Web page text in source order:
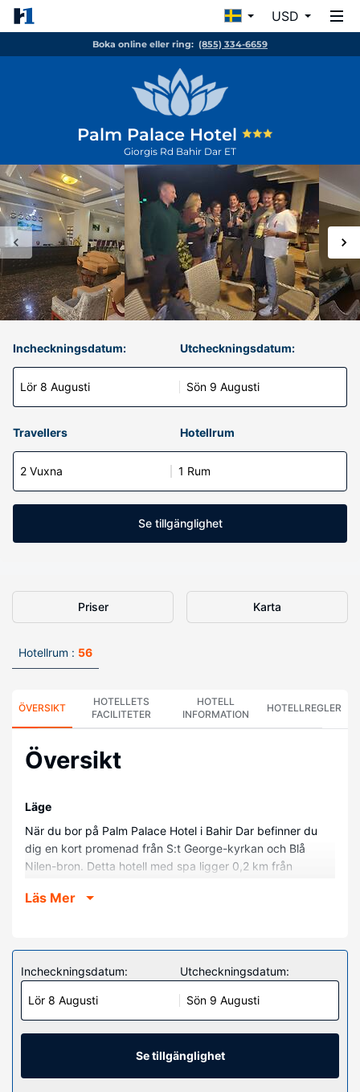
USD
Boka online eller ring: (855) 334-6659
Palm Palace Hotel
Giorgis Rd Bahir Dar ET
Incheckningsdatum:
Lör 8 Augusti
Utcheckningsdatum:
Sön 9 Augusti
Travellers Hotellrum
2 Vuxna 1 Rum
Se tillgänglighet
Priser Karta
Hotellrum : 56
ÖVERSIKT
HOTELLETS
FACILITETER
HOTELL
INFORMATION
HOTELLREGLER
Översikt
Läge
När du bor på Palm Palace Hotel i Bahir Dar befinner du
dig en kort promenad från S:t George-kyrkan och Blå
Nilen-bron. Detta hotell med spa ligger 0,2 km från
Hotellrum
gör att du kan hålla dig uppkopplad. På rummet finns
skrivbord och mörkläggningsgardiner. Städning erbjuds
dagligen.
Bekvämligheter på anläggningen
Skäm bort dig själv med ett besök på deras fullständiga
spa. Detta hotell har även gratis wi-fi och
Läs Mer
Incheckningsdatum:
Lör 8 Augusti
Utcheckningsdatum:
Sön 9 Augusti
Se tillgänglighet